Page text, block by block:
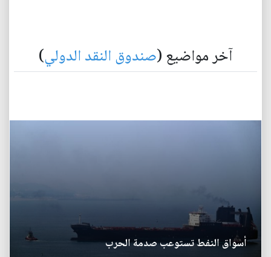
آخر مواضيع (صندوق النقد الدولي)
أسواق النفط تستوعب صدمة الحرب